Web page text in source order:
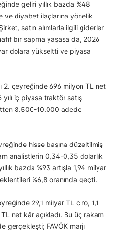
geliri yıllık bazda %48
ve diyabet ilaçlarına yönelik
satın alımlarla ilgili giderler
bir sapma yaşasa da, 2026
dolara yükseltti ve piyasa
2. çeyreğinde 696 milyon TL net
yılı iç piyasa traktör satış
8.500-10.000 adede
hisse başına düzeltilmiş
analistlerin 0,34-0,35 dolarlık
bazda %93 artışla 1,94 milyar
%6,8 oranında geçti.
29,1 milyar TL ciro, 1,1
net kâr açıkladı. Bu üç rakam
gerçekleşti; FAVÖK marjı